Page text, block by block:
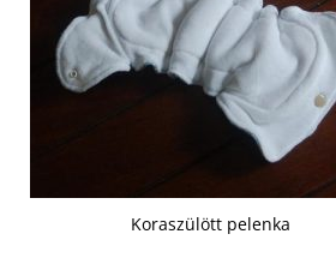
Koraszülött pelenka